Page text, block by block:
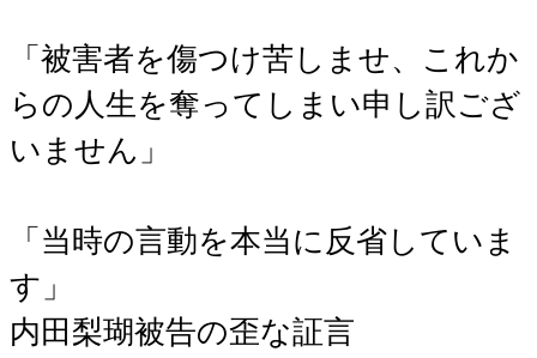
「被害者を傷つけ苦しませ、これか
らの人生を奪ってしまい申し訳ござ
いません」
「当時の言動を本当に反省していま
す」
内田梨瑚被告の歪な証言